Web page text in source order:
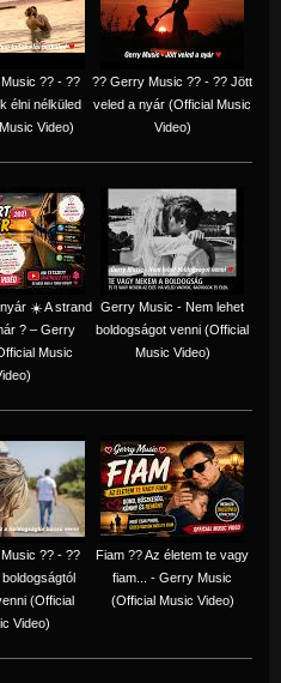
?? - ??
élni nélküled
Video)
?? Gerry Music ?? - ?? Jött
veled a nyár (Official Music
Video)
☀️ A strand
? – Gerry
Music
Gerry Music - Nem lehet
boldogságot venni (Official
Music Video)
?? - ??
(Official
Video)
Fiam ?‍? Az életem te vagy
fiam... - Gerry Music
(Official Music Video)